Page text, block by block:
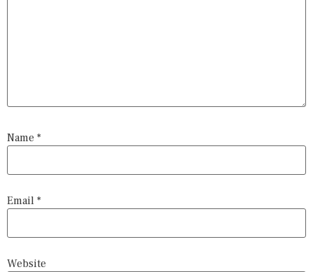
Name *
Email *
Website